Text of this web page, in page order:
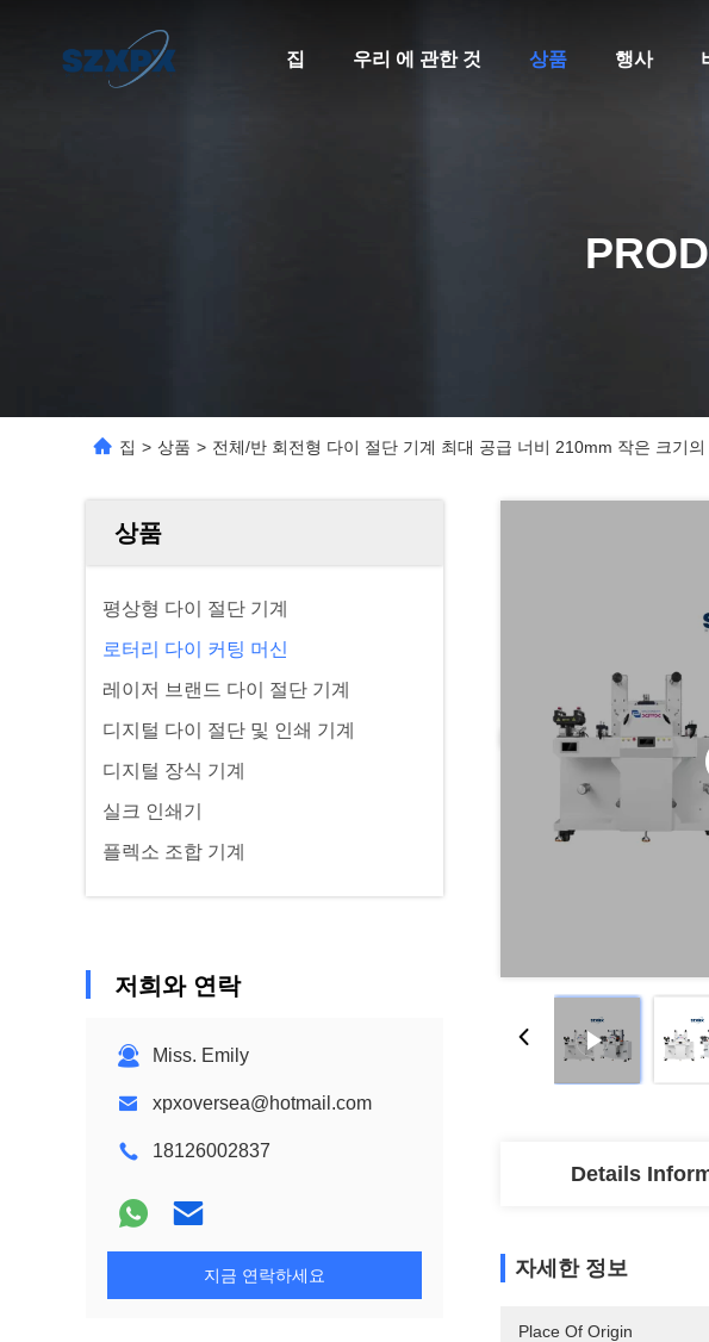
집 우리 에 관한 것 상품 행사
집 > 상품 > 전체/반 회전형 다이 절단 기계 최대 공급 너비 210mm 작은 크기의
상품
평상형 다이 절단 기계
로터리 다이 커팅 머신
레이저 브랜드 다이 절단 기계
디지털 다이 절단 및 인쇄 기계
디지털 장식 기계
실크 인쇄기
플렉소 조합 기계
저희와 연락
Miss. Emily
xpxoversea@hotmail.com
18126002837
지금 연락하세요
Details
자세한 정보
Place Of Origin